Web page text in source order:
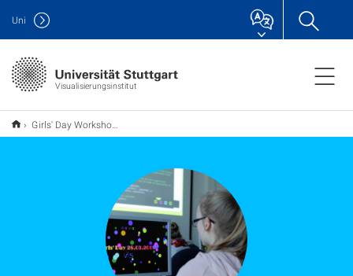
Visualisierungsinstitut
Uni
Girls' Day Workshop "Programmieren? Das kann ich auch! - Bau dir deinen eigenen Bildschirmschoner"